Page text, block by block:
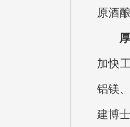
原酒
加快
铝镁
建博